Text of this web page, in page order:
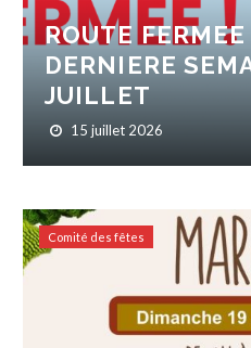
ROUTE
DERNIERE
JUILLET
15 juillet 2026
Comité des fêtes